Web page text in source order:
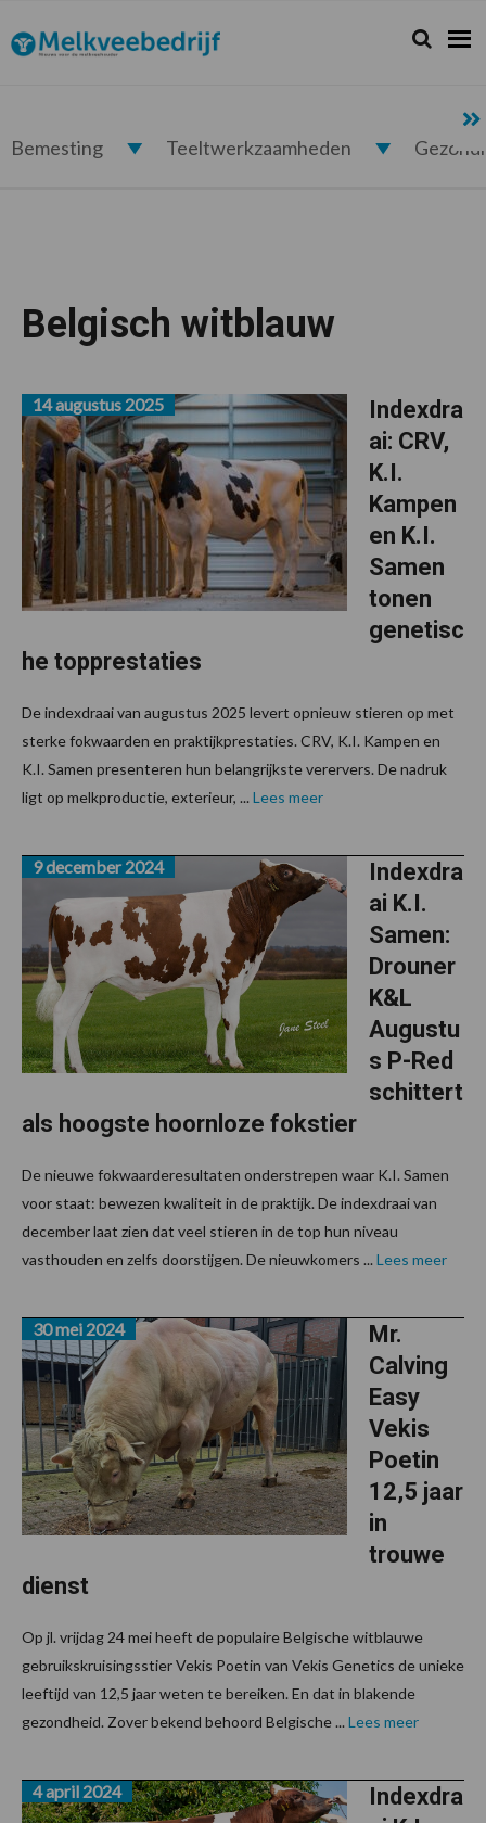
de
hoofdnavigatie
de
hoofd
de
voettekst
Melkveebedrijf.nl Zoeken...
Zoek
Bemesting Teeltwerkzaamheden
Belgisch witblauw
Indexdra
ai: CRV,
K.I.
Kampen
en K.I.
Samen
tonen
genetisc
he topprestaties
14 augustus 2025
De indexdraai van augustus 2025 levert opnieuw stieren op met
sterke fokwaarden en praktijkprestaties. CRV, K.I. Kampen en
K.I. Samen presenteren hun belangrijkste verervers. De nadruk
ligt op melkproductie, exterieur, ... Lees meer
Indexdra
ai K.I.
Samen:
Drouner
K&L
Augustu
s P-Red
schittert
als hoogste hoornloze fokstier
9 december 2024
De nieuwe fokwaarderesultaten onderstrepen waar K.I. Samen
voor staat: bewezen kwaliteit in de praktijk. De indexdraai van
december laat zien dat veel stieren in de top hun niveau
vasthouden en zelfs doorstijgen. De nieuwkomers ... Lees meer
Mr.
Calving
Easy
Vekis
Poetin
12,5 jaar
in
trouwe
dienst
30 mei 2024
Op jl. vrijdag 24 mei heeft de populaire Belgische witblauwe
gebruikskruisingsstier Vekis Poetin van Vekis Genetics de unieke
leeftijd van 12,5 jaar weten te bereiken. En dat in blakende
gezondheid. Zover bekend behoord Belgische ... Lees meer
Indexdra
4 april 2024